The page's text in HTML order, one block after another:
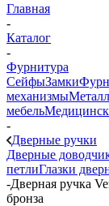
Главная
-
Каталог
-
Фурнитура
СейфыЗамки
механизмы
мебель
-
Дверные ручки
Дверные
петлиГлазки
-Дверная ручка
бронза